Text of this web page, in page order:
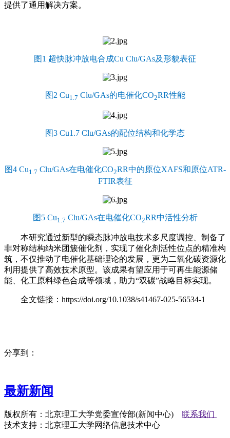
提供了通用解决方案。
图1 超快脉冲放电合成Cu Clu/GAs及形貌表征
图2 Cu1.7 Clu/GAs的电催化CO2RR性能
图3 Cu1.7 Clu/GAs的配位结构和化学态
图4 Cu1.7 Clu/GAs在电催化CO2RR中的原位XAFS和原位ATR-
FTIR表征
图5 Cu1.7 Clu/GAs在电催化CO2RR中活性分析
本研究通过新型的瞬态脉冲放电技术多尺度调控、制备了
非对称结构纳米团簇催化剂，实现了催化剂活性位点的精准构
筑，不仅推动了电催化基础理论的发展，更为二氧化碳资源化
利用提供了高效技术原型。该成果有望应用于可再生能源储
能、化工原料绿色合成等领域，助力“双碳”战略目标实现。
全文链接：https://doi.org/10.1038/s41467-025-56534-1
分享到：
最新新闻
版权所有：北京理工大学党委宣传部(新闻中心) 联系我们
技术支持：北京理工大学网络信息技术中心